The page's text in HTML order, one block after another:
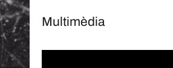
Multimèdia